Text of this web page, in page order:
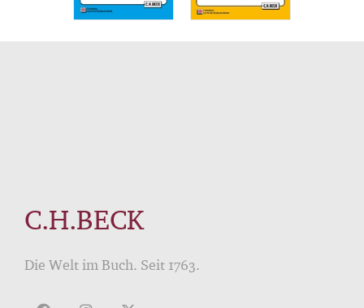
C.H.BECK
Die Welt im Buch. Seit 1763.